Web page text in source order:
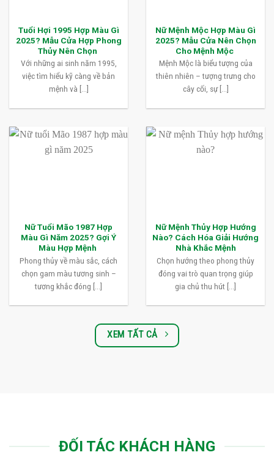
Tuổi Hợi 1995 Hợp Màu Gì
2025? Mẫu Cửa Hợp Phong
Thủy Nên Chọn
Với những ai sinh năm 1995,
việc tìm hiểu kỹ càng về bản
mệnh và [...]
Nữ Mệnh Mộc Hợp Màu Gì
2025? Mẫu Cửa Nên Chọn
Cho Mệnh Mộc
Mệnh Mộc là biểu tượng của
thiên nhiên – tượng trưng cho
cây cối, sự [...]
Nữ Tuổi Mão 1987 Hợp
Màu Gì Năm 2025? Gợi Ý
Màu Hợp Mệnh
Phong thủy về màu sắc, cách
chọn gam màu tương sinh –
tương khắc đóng [...]
Nữ Mệnh Thủy Hợp Hướng
Nào? Cách Hóa Giải Hướng
Nhà Khắc Mệnh
Chọn hướng theo phong thủy
đóng vai trò quan trọng giúp
gia chủ thu hút [...]
XEM TẤT CẢ
ĐỐI TÁC KHÁCH HÀNG